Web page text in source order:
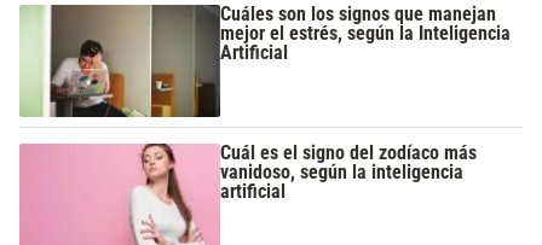
Cuáles son los signos que manejan
mejor el estrés, según la Inteligencia
Artificial
Cuál es el signo del zodíaco más
vanidoso, según la inteligencia
artificial